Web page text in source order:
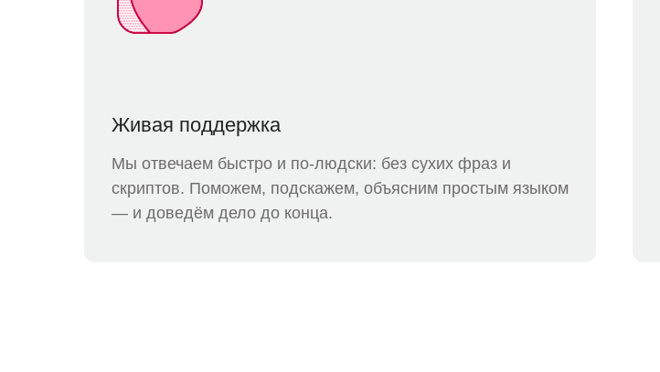
Живая поддержка
Мы отвечаем быстро и по-людски: без сухих фраз и
скриптов. Поможем, подскажем, объясним простым языком
— и доведём дело до конца.